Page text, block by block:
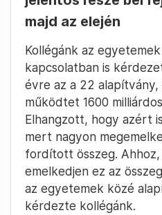
majd az elején
Kollégánk az
kapcsolatban is
évre az a 22
működtet 1600
Elhangzott, hogy azért
mert nagyon
fordított összeg.
emelkedjen ez az
az egyetemek közé
kérdezte kollégánk.